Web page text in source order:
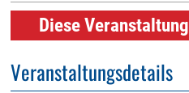
Diese
Veranstaltungsdetails